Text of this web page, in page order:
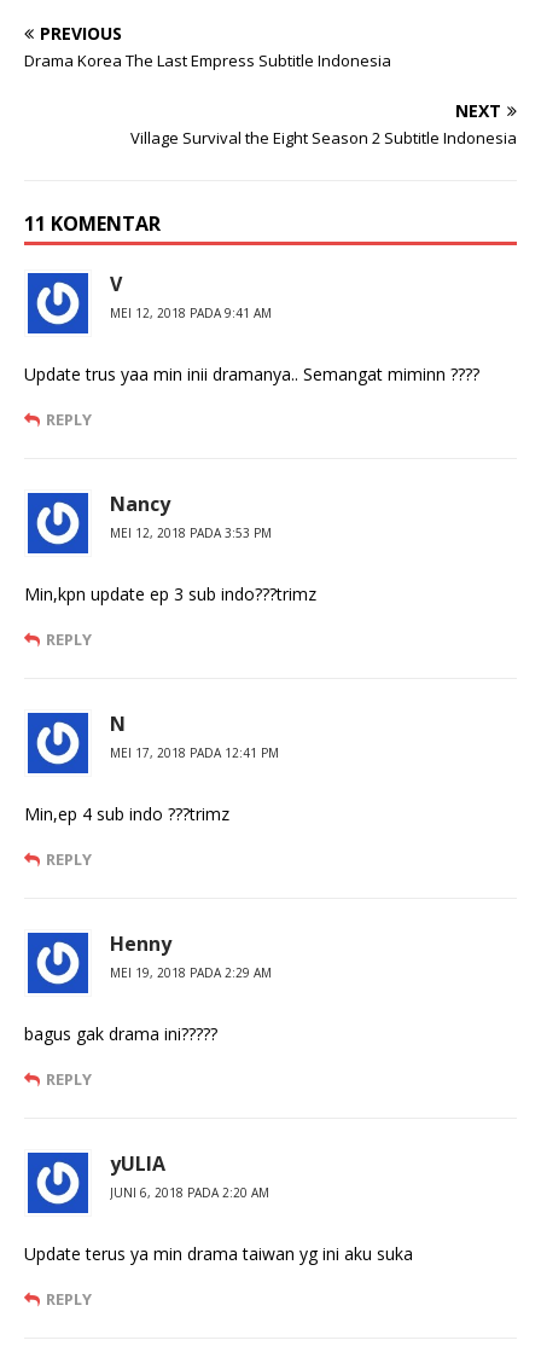
PREVIOUS
Drama Korea The Last Empress Subtitle Indonesia
NEXT
Village Survival the Eight Season 2 Subtitle Indonesia
11 KOMENTAR
V
MEI 12, 2018 PADA 9:41 AM
Update trus yaa min inii dramanya.. Semangat miminn ????
REPLY
Nancy
MEI 12, 2018 PADA 3:53 PM
Min,kpn update ep 3 sub indo???trimz
REPLY
N
MEI 17, 2018 PADA 12:41 PM
Min,ep 4 sub indo ???trimz
REPLY
Henny
MEI 19, 2018 PADA 2:29 AM
bagus gak drama ini?????
REPLY
yULIA
JUNI 6, 2018 PADA 2:20 AM
Update terus ya min drama taiwan yg ini aku suka
REPLY